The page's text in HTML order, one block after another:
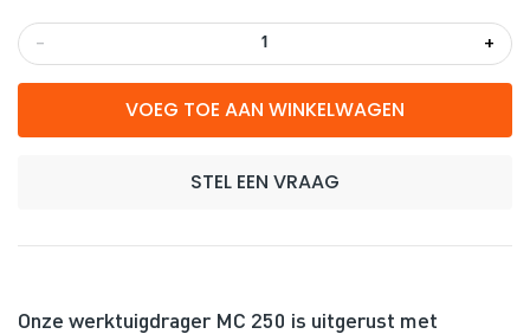
- +
VOEG TOE AAN WINKELWAGEN
STEL EEN VRAAG
Onze werktuigdrager MC 250 is uitgerust met